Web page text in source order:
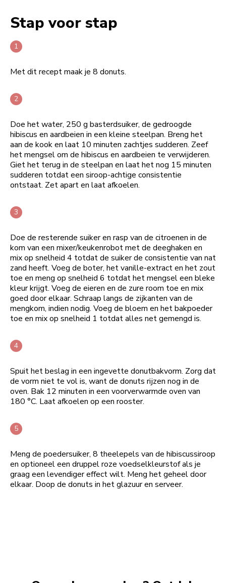
Stap voor stap
Met dit recept maak je 8 donuts.
Doe het water, 250 g basterdsuiker, de gedroogde
hibiscus en aardbeien in een kleine steelpan. Breng het
aan de kook en laat 10 minuten zachtjes sudderen. Zeef
het mengsel om de hibiscus en aardbeien te verwijderen.
Giet het terug in de steelpan en laat het nog 15 minuten
sudderen totdat een siroop-achtige consistentie
ontstaat. Zet apart en laat afkoelen.
Doe de resterende suiker en rasp van de citroenen in de
kom van een mixer/keukenrobot met de deeghaken en
mix op snelheid 4 totdat de suiker de consistentie van nat
zand heeft. Voeg de boter, het vanille-extract en het zout
toe en meng op snelheid 6 totdat het mengsel een bleke
kleur krijgt. Voeg de eieren en de zure room toe en mix
goed door elkaar. Schraap langs de zijkanten van de
mengkom, indien nodig. Voeg de bloem en het bakpoeder
toe en mix op snelheid 1 totdat alles net gemengd is.
Spuit het beslag in een ingevette donutbakvorm. Zorg dat
de vorm niet te vol is, want de donuts rijzen nog in de
oven. Bak 12 minuten in een voorverwarmde oven van
180 °C. Laat afkoelen op een rooster.
Meng de poedersuiker, 8 theelepels van de hibiscussiroop
en optioneel een druppel roze voedselkleurstof als je
graag een levendiger effect wilt. Meng het geheel door
elkaar. Doop de donuts in het glazuur en serveer.